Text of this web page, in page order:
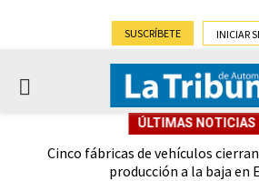
SUSCRÍBETE INICIAR
PRIMARY
ÚLTIMAS NOTICIAS
Cinco fábricas de vehículos
producción a la baja en